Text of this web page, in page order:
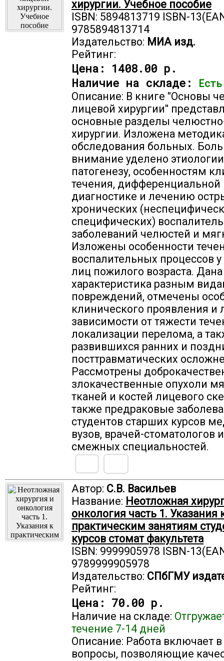
хирургии. Учебное пособие
ISBN: 5894813719 ISBN-
9785894813714
Издательство: МИА изд.
Рейтинг:
Цена: 1408.00 р.
Наличие на складе:
Есть
Описание: В книге "Основы
лицевой хирургии"
основные разделы
хирургии. Изложена
обследования больных.
внимание уделено
патогенезу, особенностям
течения, дифференциальной
диагностике и лечению
хронических
специфических)
заболеваний челюстей и
Изложены особенности
воспалительных процессов у
лиц пожилого возраста. Дана
характеристика разным
повреждений, отмечены
клинического проявления и
зависимости от тяжести
локализации перелома, а
развившихся ранних и
посттравматических
Рассмотрены
злокачественные опухоли
тканей и костей лицевого
также предраковые
студентов старших курсов
вузов, врачей-стоматологов
смежных специальностей.
Автор: С.В. Васильев
Название: Неотложная
онкология часть 1. Указания
практическим занятиям
курсов стомат факультета
ISBN: 9999905978 ISBN-
9789999905978
Издательство: СПбГМУ
Рейтинг:
Цена: 70.00 р.
Наличие на складе:
течение 7-14 дней
Описание: Работа включает в
вопросы, позволяющие